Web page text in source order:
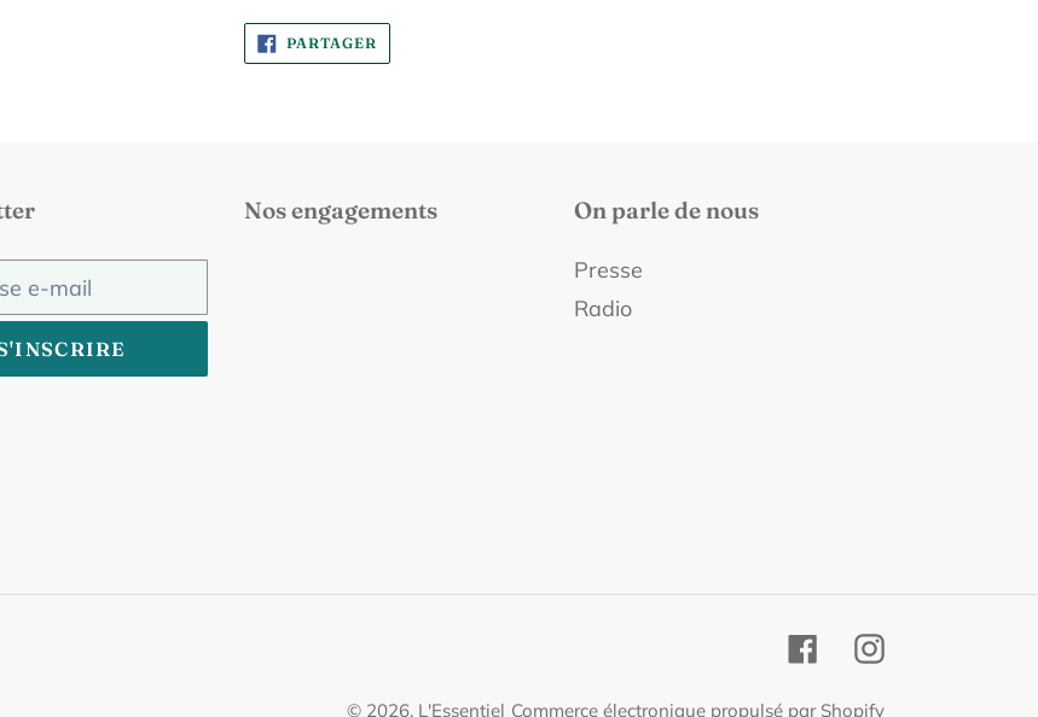
PARTAGERPARTAGER
SUR
FACEBOOK
Nos engagements On parle de nous
Presse
Radio
FacebookInstagram
© 2026, L'Essentiel Commerce électronique propulsé par Shopify